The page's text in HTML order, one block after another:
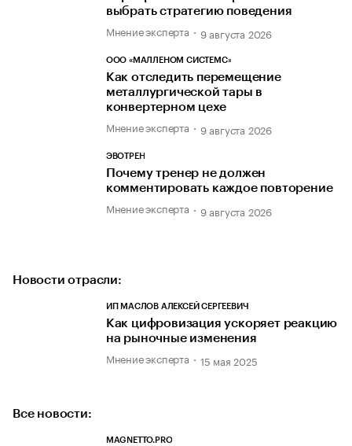
выбрать стратегию поведения
Мнение эксперта 9 августа 2026
ООО «МАЛЛЕНОМ СИСТЕМС»
Как отследить перемещение
металлургической тары в
конвертерном цехе
Мнение эксперта 9 августа 2026
ЭВОТРЕН
Почему тренер не должен
комментировать каждое повторение
Мнение эксперта 9 августа 2026
Новости отрасли:
ИП МАСЛОВ АЛЕКСЕЙ СЕРГЕЕВИЧ
Как цифровизация ускоряет реакцию
на рыночные изменения
Мнение эксперта 15 мая 2025
Все новости:
MAGNETTO.PRO